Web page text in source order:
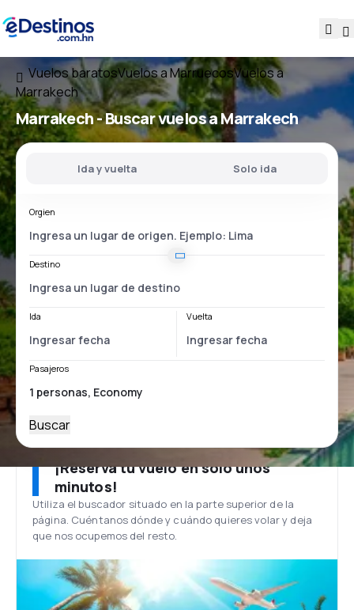
Vuelos baratosVuelos a MarruecosVuelos a
Marrakech
Marrakech - Buscar vuelos a Marrakech
Ida y vuelta Solo ida
Orgien
Destino
Ida Vuelta
Pasajeros
Buscar
¡Reserva tu vuelo en solo unos
minutos!
Utiliza el buscador situado en la parte superior de la
página. Cuéntanos dónde y cuándo quieres volar y deja
que nos ocupemos del resto.